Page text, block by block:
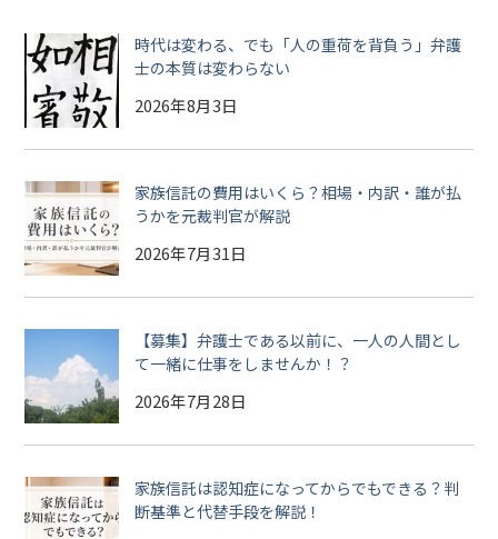
時代は変わる、でも「人の重荷を背負う」弁護
士の本質は変わらない
2026年8月3日
家族信託の費用はいくら？相場・内訳・誰が払
うかを元裁判官が解説
2026年7月31日
【募集】弁護士である以前に、一人の人間とし
て一緒に仕事をしませんか！？
2026年7月28日
家族信託は認知症になってからでもできる？判
断基準と代替手段を解説！